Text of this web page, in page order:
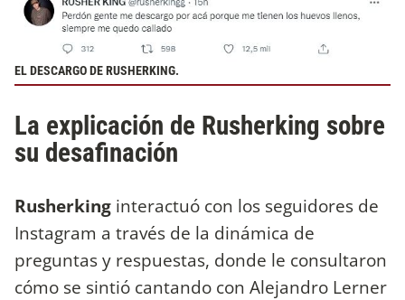
EL DESCARGO DE RUSHERKING.
La explicación de Rusherking sobre
su desafinación
Rusherking interactuó con los seguidores de
Instagram a través de la dinámica de
preguntas y respuestas, donde le consultaron
cómo se sintió cantando con Alejandro Lerner